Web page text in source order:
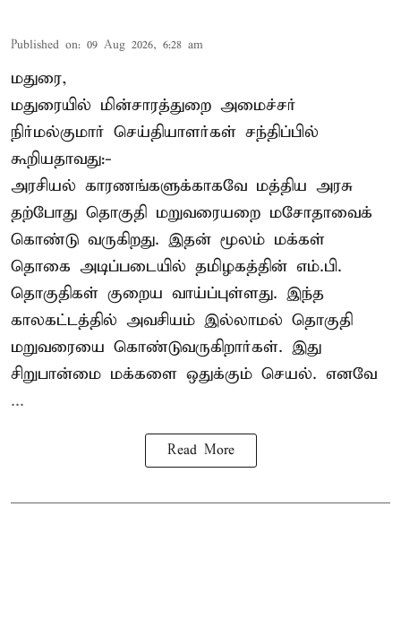
Published on: 09 Aug 2026, 6:28 am
மதுரை,
மதுரையில் மின்சாரத்துறை அமைச்சர்
நிர்மல்குமார் செய்தியாளர்கள் சந்திப்பில்
கூறியதாவது:-
அரசியல் காரணங்களுக்காகவே மத்திய அரசு
தற்போது தொகுதி மறுவரையறை மசோதாவைக்
கொண்டு வருகிறது. இதன் மூலம் மக்கள்
தொகை அடிப்படையில் தமிழகத்தின் எம்.பி.
தொகுதிகள் குறைய வாய்ப்புள்ளது. இந்த
காலகட்டத்தில் அவசியம் இல்லாமல் தொகுதி
மறுவரையை கொண்டுவருகிறார்கள். இது
சிறுபான்மை மக்களை ஒதுக்கும் செயல். எனவே
...
Read More